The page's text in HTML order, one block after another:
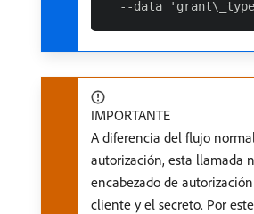
IMPORTANTE
A diferencia del flujo
autorización, esta llamada
encabezado de
cliente y el secreto. Por